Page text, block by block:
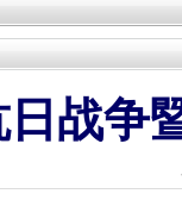
战争